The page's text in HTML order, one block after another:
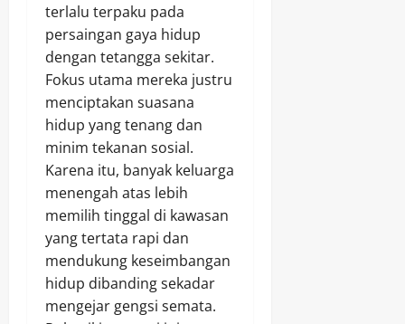
terlalu terpaku pada
persaingan gaya hidup
dengan tetangga sekitar.
Fokus utama mereka justru
menciptakan suasana
hidup yang tenang dan
minim tekanan sosial.
Karena itu, banyak keluarga
menengah atas lebih
memilih tinggal di kawasan
yang tertata rapi dan
mendukung keseimbangan
hidup dibanding sekadar
mengejar gengsi semata.